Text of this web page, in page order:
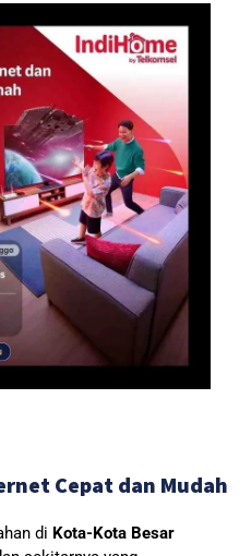
Cepat dan Mudah
di Kota-Kota Besar